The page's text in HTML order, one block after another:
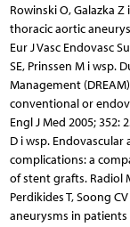
Rowinski O, Galazka
thoracic aortic
Eur J Vasc Endovasc
SE, Prinssen M i wsp.
Management
conventional or
Engl J Med 2005; 352:
D i wsp.
complications: a
of stent grafts. Radiol
Perdikides T, Soong
aneurysms in